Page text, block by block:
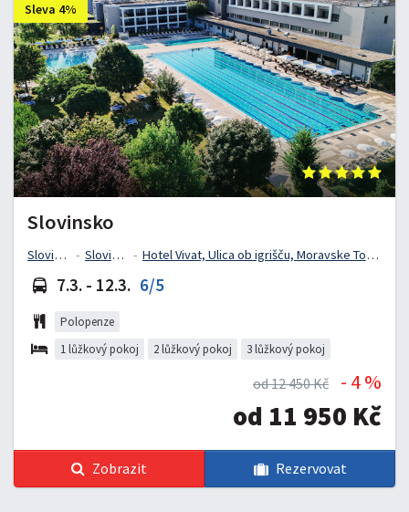
Sleva 4%
Slovinsko
Slovinsko Slovinsko Hotel Vivat, Ulica ob igrišču, Moravske Toplice, Slovinsko
7.3. - 12.3. 6/5
Polopenze
1 lůžkový pokoj
2 lůžkový pokoj 3 lůžkový pokoj
od 12 450 Kč - 4 %
od 11 950 Kč
Zobrazit Rezervovat